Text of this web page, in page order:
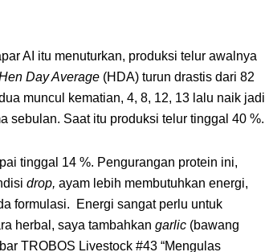
AI itu menuturkan, produksi telur awalnya
Day Average (HDA) turun drastis dari 82
muncul kematian, 4, 8, 12, 13 lalu naik jadi
sebulan. Saat itu produksi telur tinggal 40 %.
tinggal 14 %. Pengurangan protein ini,
drop, ayam lebih membutuhkan energi,
formulasi. Energi sangat perlu untuk
herbal, saya tambahkan garlic (bawang
TROBOS Livestock #43 “Mengulas